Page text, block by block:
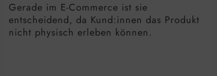
Gerade im E-Commerce ist sie
entscheidend, da Kund:innen das Produkt
nicht physisch erleben können.